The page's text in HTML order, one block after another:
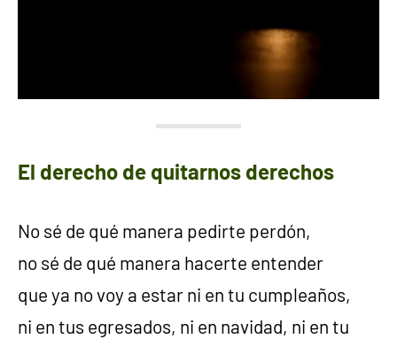
El derecho de quitarnos derechos
No sé de qué manera pedirte perdón,
no sé de qué manera hacerte entender
que ya no voy a estar ni en tu cumpleaños,
ni en tus egresados, ni en navidad, ni en tu